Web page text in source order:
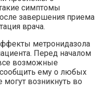
симптомы
завершения приема
врача.
метронидазола
Перед началом
возможные
ему о любых
возникнуть во